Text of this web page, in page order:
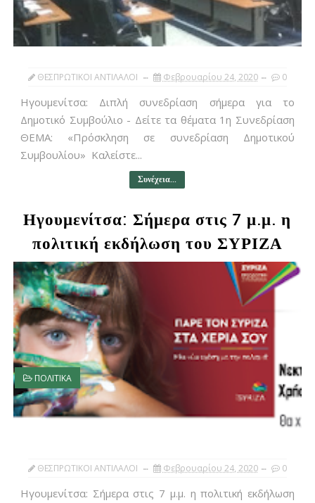
ΘΕΣΠΡΩΤΙΚΟΙ ΑΝΤΙΛΑΛΟΙ Φεβρουαρίου 24, 2020 0
Ηγουμενίτσα: Διπλή συνεδρίαση σήμερα για το
Δημοτικό Συμβούλιο - Δείτε τα θέματα 1η Συνεδρίαση
ΘΕΜΑ: «Πρόσκληση σε συνεδρίαση Δημοτικού
Συμβουλίου» Καλείστε...
Συνέχεια...
Ηγουμενίτσα: Σήμερα στις 7 μ.μ. η
πολιτική εκδήλωση του ΣΥΡΙΖΑ
ΠΟΛΙΤΙΚΑ
ΘΕΣΠΡΩΤΙΚΟΙ ΑΝΤΙΛΑΛΟΙ Φεβρουαρίου 24, 2020 0
Ηγουμενίτσα: Σήμερα στις 7 μ.μ. η πολιτική εκδήλωση